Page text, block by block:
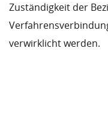
Zuständigkeit der
verwirklicht werden.